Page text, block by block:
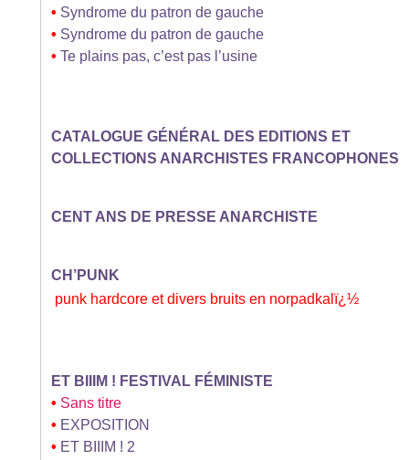
• Syndrome du patron de gauche
• Syndrome du patron de gauche
•Te plains pas, c’est pas l’usine
CATALOGUE GÉNÉRAL DES EDITIONS ET
COLLECTIONS ANARCHISTES FRANCOPHONES
CENT ANS DE PRESSE ANARCHISTE
CH’PUNK
punk hardcore et divers bruits en norpadkalï¿½
ET BIIIM ! FESTIVAL FÉMINISTE
• Sans titre
• EXPOSITION
• ET BIIIM ! 2